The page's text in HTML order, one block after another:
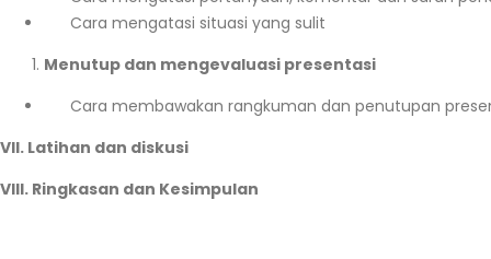
Cara mengatasi situasi yang sulit
Menutup dan mengevaluasi presentasi
Cara membawakan rangkuman dan penutupan
VII. Latihan dan diskusi
VIII. Ringkasan dan Kesimpulan